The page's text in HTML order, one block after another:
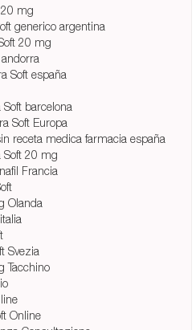
20 mg
generico argentina
20 mg
Soft españa
barcelona
Soft Europa
receta medica farmacia españa
Soft 20 mg
Francia
Olanda
Svezia
Tacchino
Online